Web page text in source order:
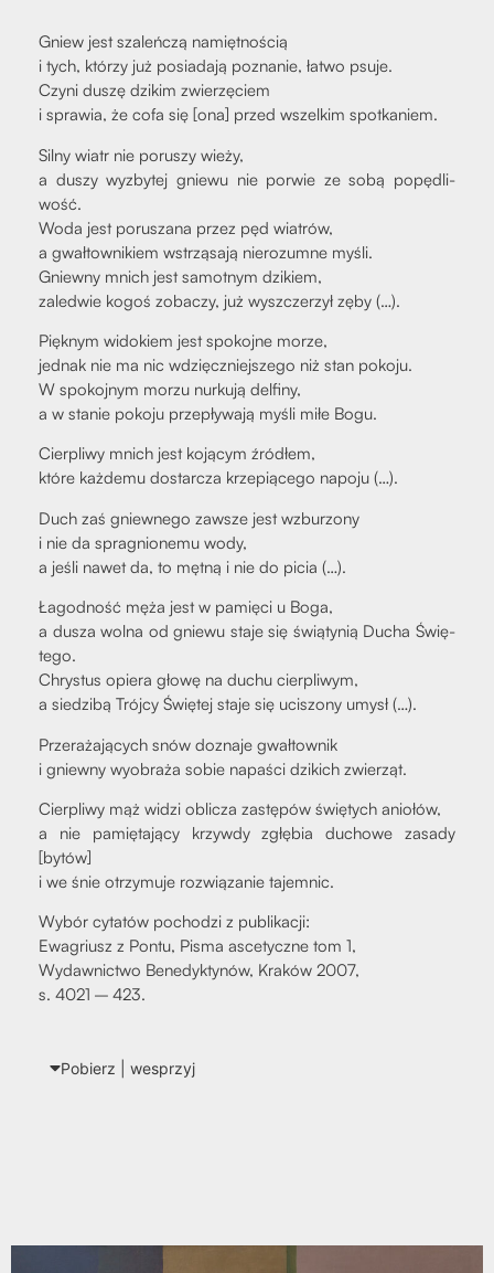
Gniew jest sza­leń­czą namięt­no­ścią
i tych, któ­rzy już posia­da­ją pozna­nie, łatwo psu­je.
Czy­ni duszę dzi­kim zwie­rzę­ciem
i spra­wia, że cofa się [ona] przed wszel­kim spo­tka­niem.
Sil­ny wiatr nie poru­szy wie­ży,
a duszy wyzby­tej gnie­wu nie porwie ze sobą popę­dli­
wość.
Woda jest poru­sza­na przez pęd wia­trów,
a gwał­tow­ni­kiem wstrzą­sa­ją nie­ro­zum­ne myśli.
Gniew­ny mnich jest samot­nym dzi­kiem,
zale­d­wie kogoś zoba­czy, już wyszcze­rzył zęby (…).
Pięk­nym wido­kiem jest spo­koj­ne morze,
jed­nak nie ma nic wdzięcz­niej­sze­go niż stan poko­ju.
W spo­koj­nym morzu nur­ku­ją del­fi­ny,
a w sta­nie poko­ju prze­pły­wa­ją myśli miłe Bogu.
Cier­pli­wy mnich jest koją­cym źró­dłem,
któ­re każ­de­mu dostar­cza krze­pią­ce­go napo­ju (…).
Duch zaś gniew­ne­go zawsze jest wzbu­rzo­ny
i nie da spra­gnio­ne­mu wody,
a jeśli nawet da, to męt­ną i nie do picia (…).
Łagod­ność męża jest w pamię­ci u Boga,
a dusza wol­na od gnie­wu sta­je się świą­ty­nią Ducha Świę­
te­go.
Chry­stus opie­ra gło­wę na duchu cier­pli­wym,
a sie­dzi­bą Trój­cy Świę­tej sta­je się uci­szo­ny umysł (…).
Prze­ra­ża­ją­cych snów dozna­je gwał­tow­nik
i gniew­ny wyobra­ża sobie napa­ści dzi­kich zwie­rząt.
Cier­pli­wy mąż widzi obli­cza zastę­pów świę­tych anio­łów,
a nie pamię­ta­ją­cy krzyw­dy zgłę­bia ducho­we zasa­dy
[bytów]
i we śnie otrzy­mu­je roz­wią­za­nie tajem­nic.
Wybór cyta­tów pocho­dzi z publi­ka­cji:
Ewa­griusz z Pon­tu, Pisma asce­tycz­ne tom 1,
Wydaw­nic­two Bene­dyk­ty­nów, Kra­ków 2007,
s. 4021 – 423.
Pobierz | wes­przyj